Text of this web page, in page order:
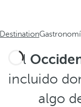
El
incluido
algo